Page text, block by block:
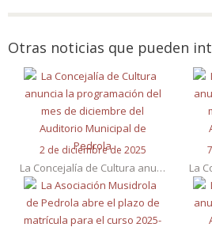
Otras noticias que pueden
2 de diciembre de 2025
La Concejalía de Cultura anuncia la programación del mes de diciembre del Auditorio Municipal de Pedrola